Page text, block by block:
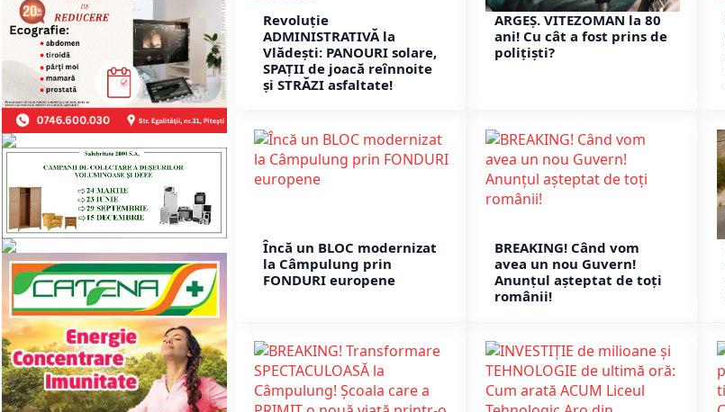
Revoluție
ADMINISTRATIVĂ la
Vlădești: PANOURI solare,
SPAȚII de joacă reînnoite
și STRĂZI asfaltate!
ARGEȘ. VITEZOMAN la 80
ani! Cu cât a fost prins de
polițiști?
Încă un BLOC modernizat
la Câmpulung prin
FONDURI europene
BREAKING! Când vom
avea un nou Guvern!
Anunțul așteptat de toți
românii!